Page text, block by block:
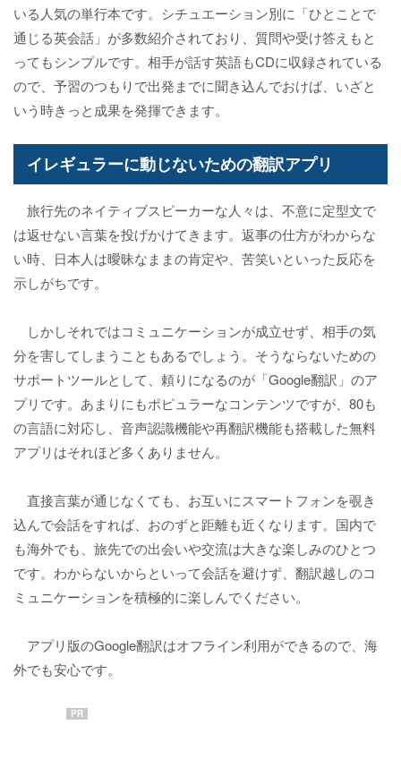
いる人気の単行本です。シチュエーション別に「ひとことで
通じる英会話」が多数紹介されており、質問や受け答えもと
ってもシンプルです。相手が話す英語もCDに収録されている
ので、予習のつもりで出発までに聞き込んでおけば、いざと
いう時きっと成果を発揮できます。
イレギュラーに動じないための翻訳アプリ
旅行先のネイティブスピーカーな人々は、不意に定型文で
は返せない言葉を投げかけてきます。返事の仕方がわからな
い時、日本人は曖昧なままの肯定や、苦笑いといった反応を
示しがちです。
しかしそれではコミュニケーションが成立せず、相手の気
分を害してしまうこともあるでしょう。そうならないための
サポートツールとして、頼りになるのが「Google翻訳」のア
プリです。あまりにもポピュラーなコンテンツですが、80も
の言語に対応し、音声認識機能や再翻訳機能も搭載した無料
アプリはそれほど多くありません。
直接言葉が通じなくても、お互いにスマートフォンを覗き
込んで会話をすれば、おのずと距離も近くなります。国内で
も海外でも、旅先での出会いや交流は大きな楽しみのひとつ
です。わからないからといって会話を避けず、翻訳越しのコ
ミュニケーションを積極的に楽しんでください。
アプリ版のGoogle翻訳はオフライン利用ができるので、海
外でも安心です。
PR